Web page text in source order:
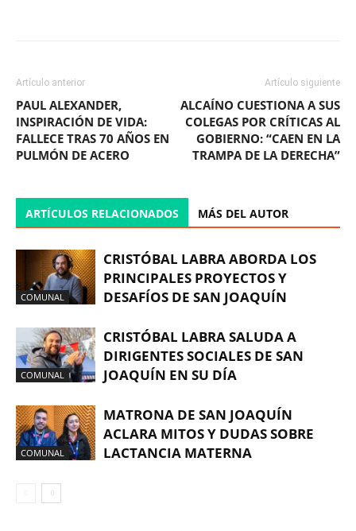
Artículo anterior
PAUL ALEXANDER,
INSPIRACIÓN DE VIDA:
FALLECE TRAS 70 AÑOS EN
PULMÓN DE ACERO
Artículo siguiente
ALCAÍNO CUESTIONA A SUS
COLEGAS POR CRÍTICAS AL
GOBIERNO: “CAEN EN LA
TRAMPA DE LA DERECHA”
ARTÍCULOS RELACIONADOS MÁS DEL AUTOR
COMUNAL
CRISTÓBAL LABRA ABORDA LOS
PRINCIPALES PROYECTOS Y
DESAFÍOS DE SAN JOAQUÍN
COMUNAL
CRISTÓBAL LABRA SALUDA A
DIRIGENTES SOCIALES DE SAN
JOAQUÍN EN SU DÍA
COMUNAL
MATRONA DE SAN JOAQUÍN
ACLARA MITOS Y DUDAS SOBRE
LACTANCIA MATERNA